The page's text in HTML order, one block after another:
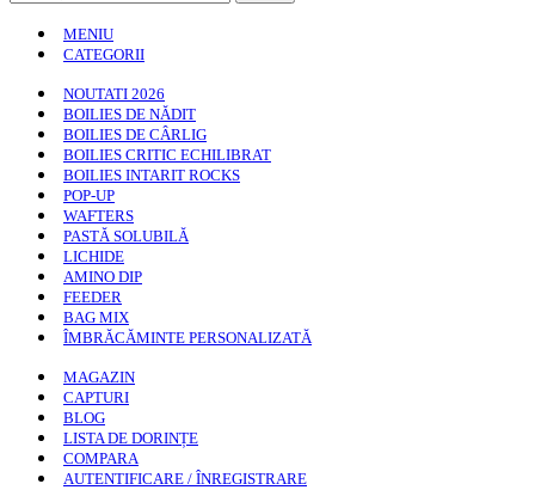
MENIU
CATEGORII
NOUTATI 2026
BOILIES DE NĂDIT
BOILIES DE CÂRLIG
BOILIES CRITIC ECHILIBRAT
BOILIES INTARIT ROCKS
POP-UP
WAFTERS
PASTĂ SOLUBILĂ
LICHIDE
AMINO DIP
FEEDER
BAG MIX
ÎMBRĂCĂMINTE PERSONALIZATĂ
MAGAZIN
CAPTURI
BLOG
LISTA DE DORINȚE
COMPARA
AUTENTIFICARE / ÎNREGISTRARE